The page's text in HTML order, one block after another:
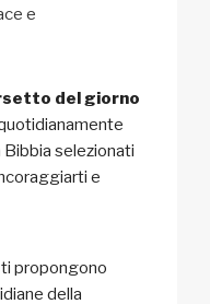
e
del giorno
selezionati
e
ti propongono
della